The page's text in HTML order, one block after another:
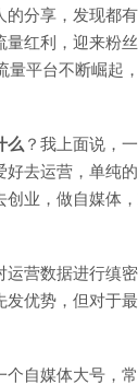
分享，发现都
红利，迎来粉
平台不断崛起
么 ？我上面说，
去运营，单纯
业，做自媒体
营数据进行缜
优势，但对于
个自媒体大号，